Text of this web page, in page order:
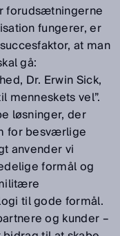
forudsætningerne
fungerer, er
at man
gå:
Dr. Erwin Sick,
menneskets vel”.
løsninger, der
for besværlige
anvender vi
formål og
til gode formål.
og kunder –